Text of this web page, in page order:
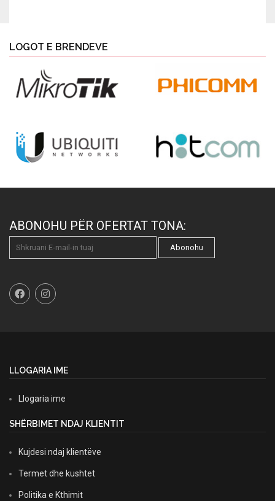
LOGOT E BRENDEVE
ABONOHU PËR OFERTAT TONA:
Abonohu
LLOGARIA IME
Llogaria ime
SHËRBIMET NDAJ KLIENTIT
Kujdesi ndaj klientëve
Termet dhe kushtet
Politika e Kthimit